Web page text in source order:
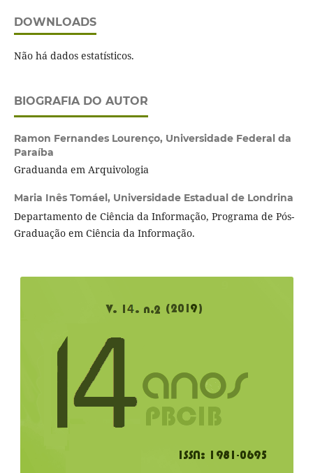
DOWNLOADS
Não há dados estatísticos.
BIOGRAFIA DO AUTOR
Ramon Fernandes Lourenço, Universidade Federal da
Paraíba
Graduanda em Arquivologia
Maria Inês Tomáel, Universidade Estadual de Londrina
Departamento de Ciência da Informação, Programa de Pós-
Graduação em Ciência da Informação.